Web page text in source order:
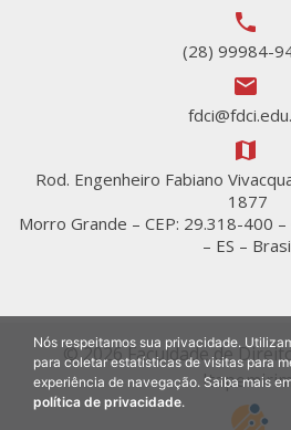
local_phone
(28) 99984-
email
map
Rod. Engenheiro Fabiano
1877
Morro Grande – CEP: 29.318-400
– ES –
© 2026 Faculdade de
Nós respeitamos sua privacidade.
para coletar estatísticas de visitas para
experiência de navegação. Saiba mais
política de privacidade.